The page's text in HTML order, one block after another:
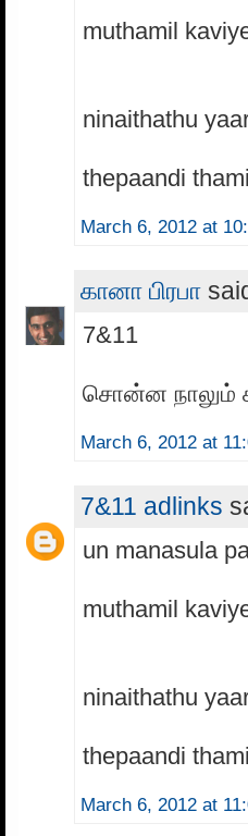
muthamil
ninaithathu
thepaandi
March 6, 2012 at
கானா பிரபா
7&11
சொன்ன நாலும்
March 6, 2012 at
7&11 adlinks
un manasula
muthamil
ninaithathu
thepaandi
March 6, 2012 at